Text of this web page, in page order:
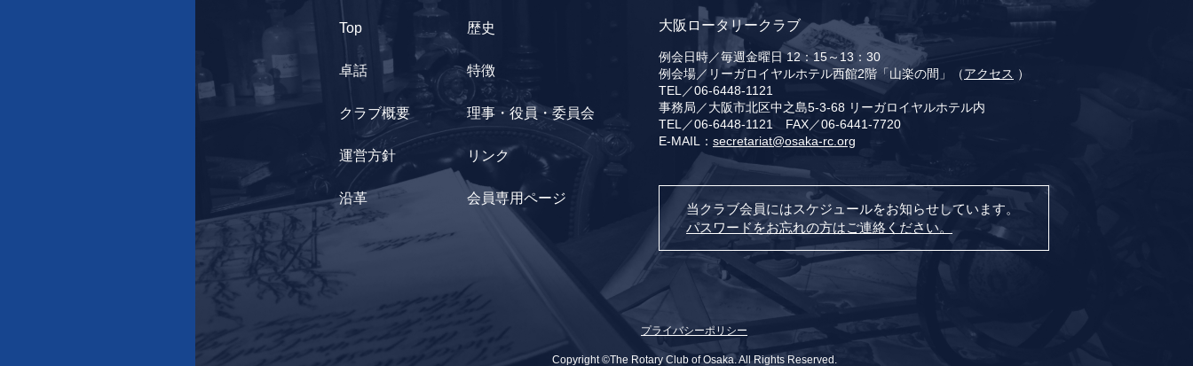
Top
卓話
クラブ概要
運営方針
沿革
歴史
特徴
理事・役員・委員会
リンク
会員専用ページ
大阪ロータリークラブ
例会日時／毎週金曜日 12：15～13：30
例会場／リーガロイヤルホテル西館2階「山楽の間」（アクセス ）
TEL／06-6448-1121
事務局／大阪市北区中之島5-3-68 リーガロイヤルホテル内
TEL／06-6448-1121 FAX／06-6441-7720
E-MAIL： secretariat@osaka-rc.org
当クラブ会員にはスケジュールをお知らせしています。
パスワードをお忘れの方はご連絡ください。
プライバシーポリシー
Copyright ©The Rotary Club of Osaka. All Rights Reserved.